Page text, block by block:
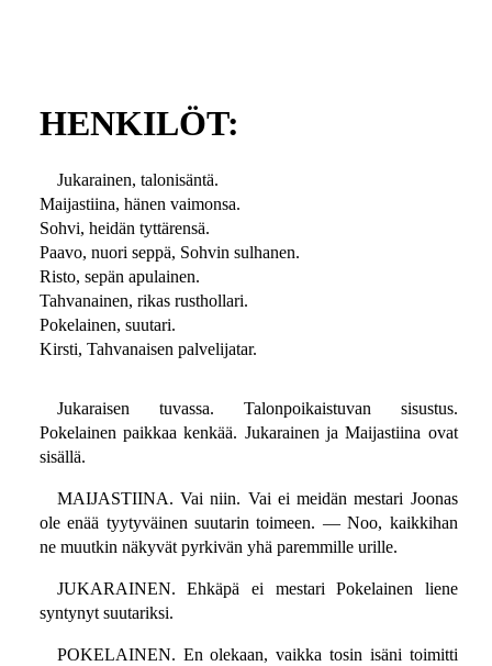
HENKILÖT:
Jukarainen, talonisäntä.
Maijastiina, hänen vaimonsa.
Sohvi, heidän tyttärensä.
Paavo, nuori seppä, Sohvin sulhanen.
Risto, sepän apulainen.
Tahvanainen, rikas rusthollari.
Pokelainen, suutari.
Kirsti, Tahvanaisen palvelijatar.
Jukaraisen tuvassa. Talonpoikaistuvan sisustus.
Pokelainen paikkaa kenkää. Jukarainen ja Maijastiina ovat
sisällä.
MAIJASTIINA. Vai niin. Vai ei meidän mestari Joonas
ole enää tyytyväinen suutarin toimeen. — Noo, kaikkihan
ne muutkin näkyvät pyrkivän yhä paremmille urille.
JUKARAINEN. Ehkäpä ei mestari Pokelainen liene
syntynyt suutariksi.
POKELAINEN. En olekaan, vaikka tosin isäni toimitti